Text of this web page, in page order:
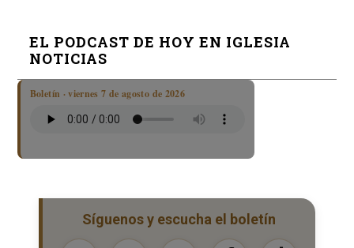
EL PODCAST DE HOY EN IGLESIA
NOTICIAS
Boletín · viernes 7 de agosto de 2026
Síguenos y escucha el boletín